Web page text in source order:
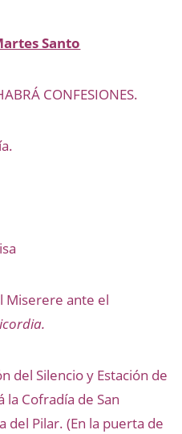
Santo
CONFESIONES.
Miserere ante el
del Silencio y Estación de
la Cofradía de San
del Pilar. (En la puerta de